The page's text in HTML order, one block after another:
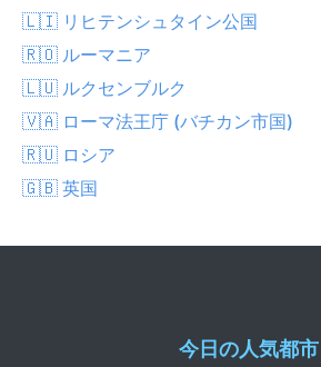
🇱🇮 リヒテンシュタイン公国
🇷🇴 ルーマニア
🇱🇺 ルクセンブルク
🇻🇦 ローマ法王庁 (バチカン市国)
🇷🇺 ロシア
🇬🇧 英国
今日の人気都市